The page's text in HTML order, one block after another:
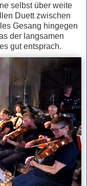
selbst über weite
Duett zwischen
Gesang hingegen
der langsamen
gut entsprach.